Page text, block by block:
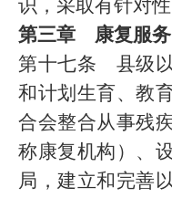
识，采取有针对
第三章 康复服务
第十七条 县级
和计划生育、教
合会整合从事残
称康复机构）、
局，建立和完善